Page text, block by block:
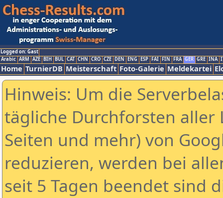
Logged on: Gast
Arabic ARM AZE BIH BUL CAT CHN CRO CZE DEN ENG ESP FAI FIN FRA GER GRE INA
Home TurnierDB Meisterschaft Foto-Galerie Meldekartei
Hinweis: Um die
tägliche Durchforsten aller
Seiten und mehr) von
reduzieren, werden bei
seit 5 Tagen beendet sind